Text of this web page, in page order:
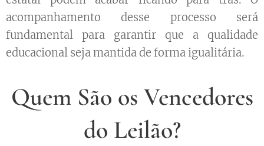
acompanhamento desse processo será
fundamental para garantir que a qualidade
educacional seja mantida de forma igualitária.
Quem São os Vencedores
do Leilão?